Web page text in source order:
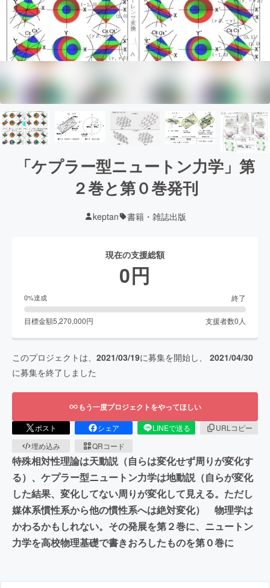
「ケプラー型ニュートン力学」第
２巻と第０巻発刊
keptan 書籍・雑誌出版
現在の支援総額
0円
0%達成 終了
目標金額5,270,000円 支援者数0 人
このプロジェクトは、 2021/03/19に募集を開始し、 2021/04/30
に募集を終了しました
もう一度プロジェクトをやってほしい
ポスト シェア LINEで送る
URLコピー
埋め込み
QRコード
特殊相対性理論は天動説（自らは変化せず周りが変化す
る）、ケプラー型ニュートン力学は地動説（自らが変化
した結果、変化してない周りが変化して見える。ただし
媒体系慣性系から他の慣性系へは絶対変化） 物理学は
かわるかもしれない。その発展を第２巻に、ニュートン
力学を高校物理基礎で書きおろしたものを第０巻に